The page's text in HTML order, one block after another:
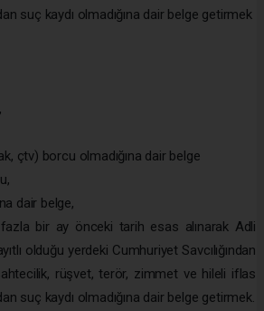
suç kaydı olmadığına dair belge getirmek
çtv) borcu olmadığına dair belge
dair belge,
bir ay önceki tarih esas alınarak Adli
olduğu yerdeki Cumhuriyet Savcılığından
sahtecilik, rüşvet, terör, zimmet ve hileli iflas
suç kaydı olmadığına dair belge getirmek.